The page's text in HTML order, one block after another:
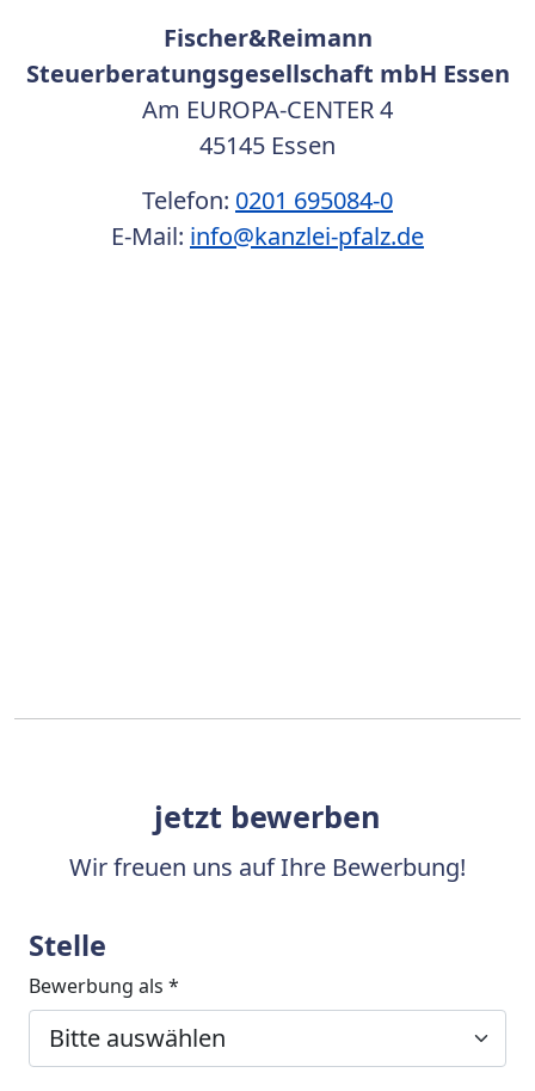
Fischer&Reimann
Steuerberatungsgesellschaft mbH Essen
Am EUROPA-CENTER 4
45145 Essen
Telefon: 0201 695084-0
E-Mail: info@kanzlei-pfalz.de
jetzt bewerben
Wir freuen uns auf Ihre Bewerbung!
Stelle
Bewerbung als *